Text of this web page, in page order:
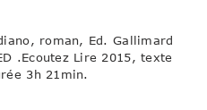
roman, Ed. Gallimard
.Ecoutez Lire 2015, texte
3h 21min.